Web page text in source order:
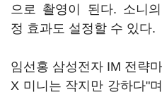
으로 촬영이 된다. 소니
정 효과도 설정할 수 있다.
임선홍 삼성전자 IM 전략
X 미니는 작지만 강하다"